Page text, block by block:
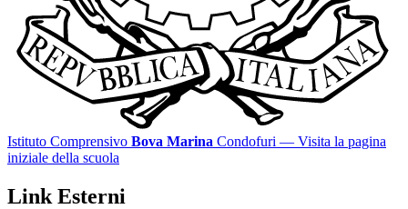
Istituto Comprensivo Bova Marina Condofuri — Visita la pagina
iniziale della scuola
Link Esterni